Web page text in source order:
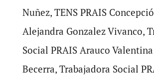
Nuñez, TENS PRAIS
Alejandra Gonzalez Vivanco,
Social PRAIS Arauco
Becerra, Trabajadora Social